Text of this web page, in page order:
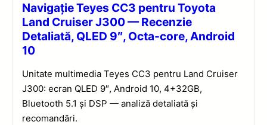
Navigație Teyes CC3 pentru Toyota
Land Cruiser J300 — Recenzie
Detaliată, QLED 9″, Octa-core, Android
10
Unitate multimedia Teyes CC3 pentru Land Cruiser
J300: ecran QLED 9″, Android 10, 4+32GB,
Bluetooth 5.1 și DSP — analiză detaliată și
recomandări.